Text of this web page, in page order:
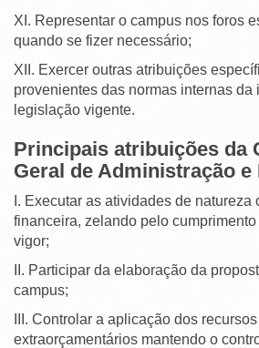
XI. Representar o campus nos foros
quando se fizer necessário;
XII. Exercer outras atribuições
provenientes das normas internas da
legislação vigente.
Principais atribuições da
Geral de Administração e
I. Executar as atividades de natureza
financeira, zelando pelo
vigor;
II. Participar da elaboração da
campus;
III. Controlar a aplicação dos
extraorçamentários mantendo o